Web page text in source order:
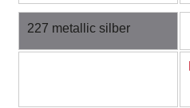
227 metallic silber